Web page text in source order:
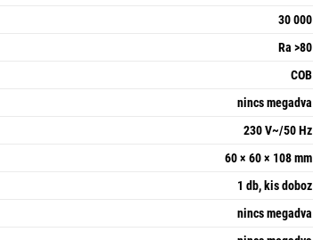
30 000
Ra >80
COB
nincs megadva
230 V~/50 Hz
60 × 60 × 108 mm
1 db, kis doboz
nincs megadva